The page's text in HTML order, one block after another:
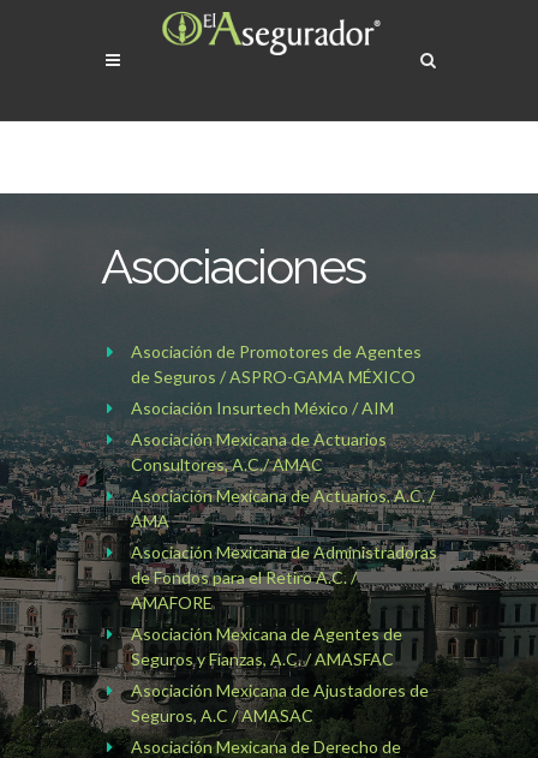
Asociaciones
Asociación de Promotores de Agentes
de Seguros / ASPRO-GAMA MÉXICO
Asociación Insurtech México / AIM
Asociación Mexicana de Actuarios
Consultores, A.C./ AMAC
Asociación Mexicana de Actuarios, A.C. /
AMA
Asociación Mexicana de Administradoras
de Fondos para el Retiro A.C. /
AMAFORE
Asociación Mexicana de Agentes de
Seguros y Fianzas, A.C. / AMASFAC
Asociación Mexicana de Ajustadores de
Seguros, A.C / AMASAC
Asociación Mexicana de Derecho de